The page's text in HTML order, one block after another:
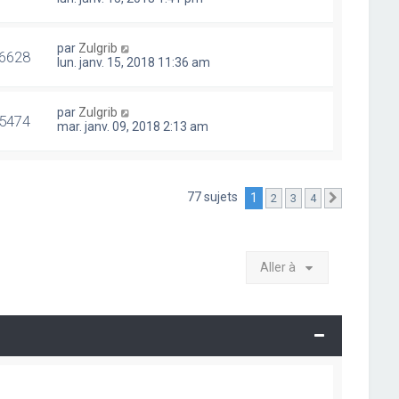
par Zulgrib
lun. janv. 15, 2018 11:36 am
par Zulgrib
mar. janv. 09, 2018 2:13 am
77 sujets 1 2 3 4
Aller à